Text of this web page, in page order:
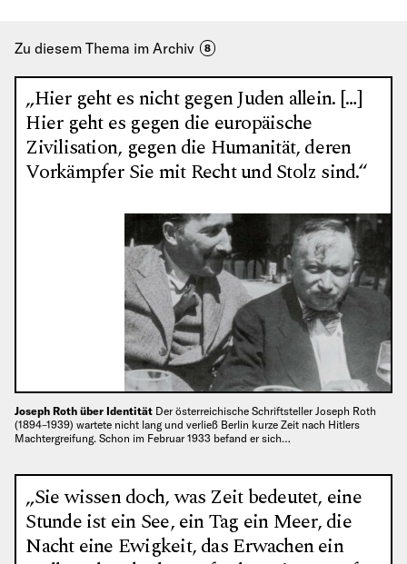
Zu diesem Thema im Archiv 8
„Hier geht es nicht gegen Juden allein. […]
Hier geht es gegen die europäische
Zivilisation, gegen die Humanität, deren
Vorkämpfer Sie mit Recht und Stolz sind.“
Joseph Roth über Identität Der österreichische Schriftsteller Joseph Roth
(1894–1939) wartete nicht lang und verließ Berlin kurze Zeit nach Hitlers
Machtergreifung. Schon im Februar 1933 befand er sich…
„Sie wissen doch, was Zeit bedeutet, eine
Stunde ist ein See, ein Tag ein Meer, die
Nacht eine Ewigkeit, das Erwachen ein